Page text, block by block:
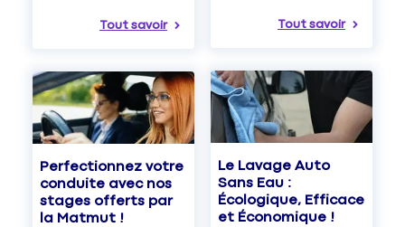
Tout savoir Tout savoir
Perfectionnez votre
conduite avec nos
stages offerts par
la Matmut !
Le Lavage Auto
Sans Eau :
Écologique, Efficace
et Économique !